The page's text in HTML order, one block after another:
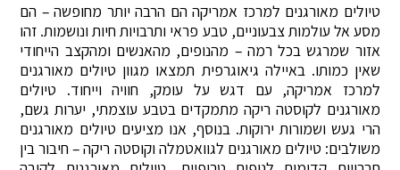
טיולים מאורגנים למרכז אמריקה הם הרבה יותר מחופשה – הם
מסע אל עולמות צבעוניים, טבע פראי ותרבויות חיות ונושמות. זהו
אזור שמרגש בכל רמה – מהנופים, מהאנשים ומהקצב הייחודי
שאין כמותו. באיילה גיאוגרפית תמצאו מגוון טיולים מאורגנים
למרכז אמריקה, עם דגש על עומק, חוויה וייחוד. טיולים
מאורגנים לקוסטה ריקה מתמקדים בטבע עוצמתי, יערות גשם,
הרי געש ושמורות ירוקות. בנוסף, אנו מציעים טיולים מאורגנים
משולבים: טיולים מאורגנים לגוואטמלה וקוסטה ריקה – חיבור בין